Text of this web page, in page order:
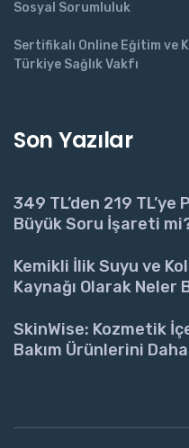
Sosyal Sorumluluk
Sertifikalı Online Eğitim ve
Türkiye Sağlık Vakfı
Son Yazılar
349 TL’den 219
Büyük Soru İşareti
Kemikli İlik Suyu ve
Kaynağı Olarak Neler
SkinWise: Kozmetik
Bakım Ürünlerini